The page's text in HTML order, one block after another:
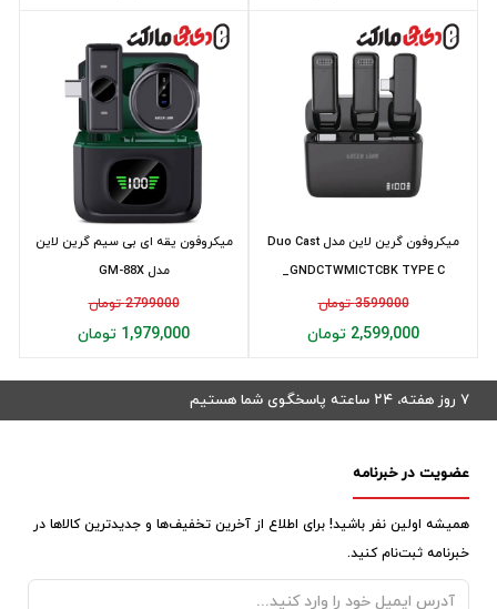
میکروفون یقه ای بی سیم گرین لاین
مدل GM-88X
2799000 تومان
1,979,000 تومان
میکروفون گرین لاین مدل Duo Cast
_GNDCTWMICTCBK TYPE C
3599000 تومان
2,599,000 تومان
۷ روز هفته، ۲۴ ساعته پاسخگوی شما هستیم
عضویت در خبرنامه
همیشه اولین نفر باشید! برای اطلاع از آخرین تخفیف‌ها و جدیدترین کالاها در
خبرنامه ثبت‌نام کنید.